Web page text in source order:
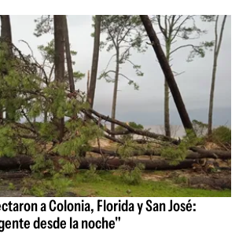
a Colonia, Florida y San José:
desde la noche"